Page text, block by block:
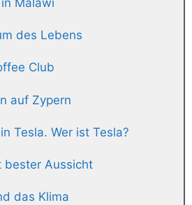
des Lebens
Club
auf Zypern
Tesla. Wer ist Tesla?
bester Aussicht
das Klima